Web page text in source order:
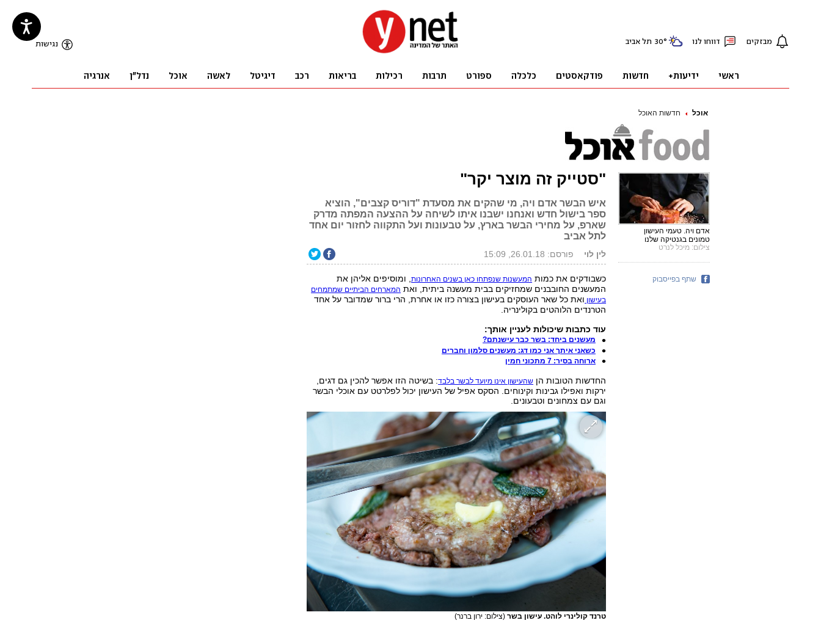
אוכל חדשות האוכל
"סטייק זה מוצר יקר"
איש הבשר אדם ויה, מי שהקים את מסעדת "דוריס קצבים", הוציא
ספר בישול חדש ואנחנו ישבנו איתו לשיחה על ההצעה המפתה מדרק
שארפ, על מחירי הבשר בארץ, על טבעונות ועל התקווה לחזור יום אחד
לתל אביב
לין לוי פורסם: 26.01.18, 15:09
כשבודקים את כמות המעשנות שנפתחו כאן בשנים האחרונות, ומוסיפים אליהן את
המעשנים החובבנים שמחזיקים בבית מעשנה ביתית, ואת המארחים הביתיים שמתמחים
בעישון ואת כל שאר העוסקים בעישון בצורה כזו או אחרת, הרי ברור שמדובר על אחד
הטרנדים הלוהטים בקולינריה.
עוד כתבות שיכולות לעניין אותך:
מעשנים ביחד: בשר כבר עישנתם?
כשאני איתך אני כמו דג: מעשנים סלמון וחברים
ארוחה בסיר: 7 מתכוני חמין
החדשות הטובות הן שהעישון אינו מיועד לבשר בלבד: בשיטה הזו אפשר להכין גם דגים,
ירקות ואפילו גבינות וקינוחים. הסקס אפיל של העישון יכול לפלרטט עם אוכלי הבשר
וגם עם צמחונים וטבעונים.
טרנד קולינרי לוהט. עישון בשר (צילום: ירון ברנר)
אדם ויה. טעמי העישון
טמונים בגנטיקה שלנו
צילום: מיכל לנרט
שתף בפייסבוק